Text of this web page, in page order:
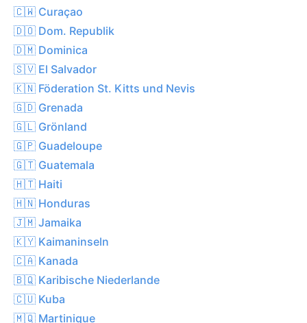
🇨🇼 Curaçao
🇩🇴 Dom. Republik
🇩🇲 Dominica
🇸🇻 El Salvador
🇰🇳 Föderation St. Kitts und Nevis
🇬🇩 Grenada
🇬🇱 Grönland
🇬🇵 Guadeloupe
🇬🇹 Guatemala
🇭🇹 Haiti
🇭🇳 Honduras
🇯🇲 Jamaika
🇰🇾 Kaimaninseln
🇨🇦 Kanada
🇧🇶 Karibische Niederlande
🇨🇺 Kuba
🇲🇶 Martinique